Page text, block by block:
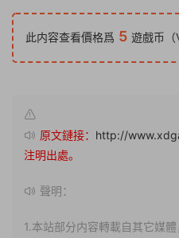
此内容查看價格爲 5 遊戲币（
原文鏈接： http://
注明出處。
聲明：
1.本站部分内容轉載自其它媒